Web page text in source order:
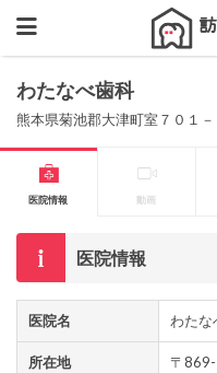
わたなべ歯科
熊本県菊池郡大津町室７０１－
医院情報 動画
医院情報
医院名 わたな
所在地
〒